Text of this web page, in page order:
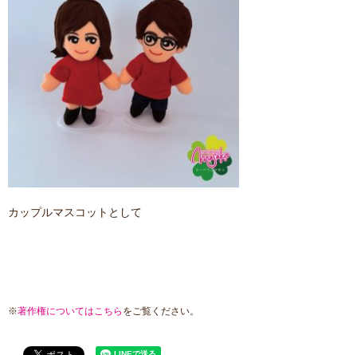
カップルマスコットとして
※著作権についてはこちら をご覧ください。